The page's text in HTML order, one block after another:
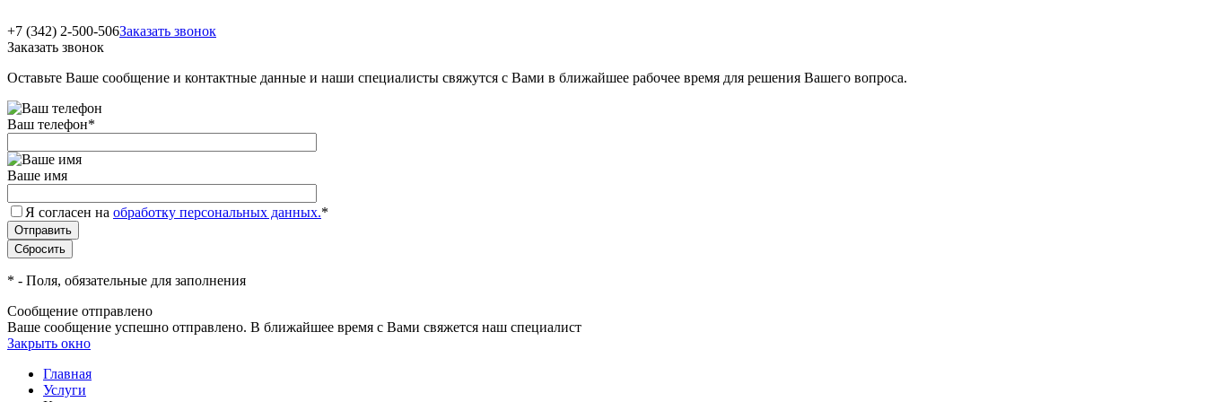
+7 (342) 2-500-506Заказать звонок
Заказать звонок
Оставьте Ваше сообщение и контактные данные и наши специалисты свяжутся с Вами в ближайшее рабочее время для решения Вашего вопроса.
Ваш телефон*
Ваше имя
Я согласен на обработку персональных данных.*
* - Поля, обязательные для заполнения
Сообщение отправлено
Ваше сообщение успешно отправлено. В ближайшее время с Вами свяжется наш специалист
Закрыть окно
Главная
Услуги